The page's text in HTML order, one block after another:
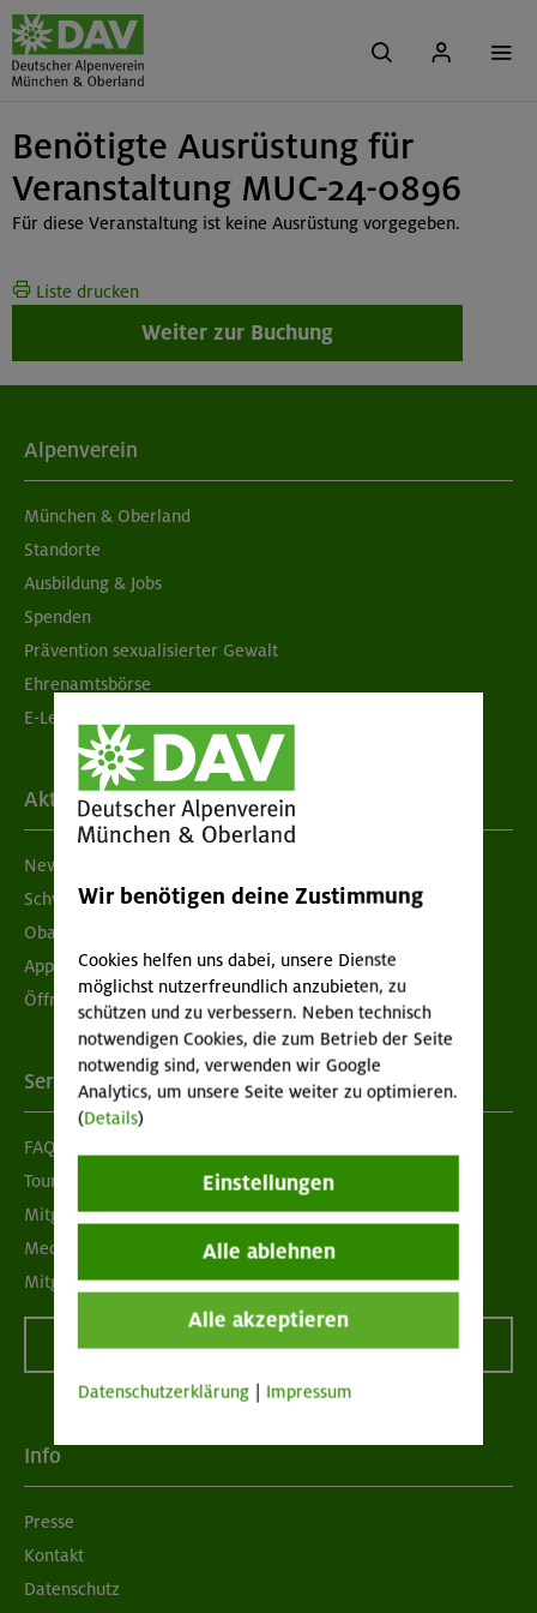
Benötigte Ausrüstung für
Veranstaltung MUC-24-0896
Für diese Veranstaltung ist keine Ausrüstung vorgegeben.
Liste drucken
Weiter zur Buchung
Alpenverein
München & Oberland
Standorte
Ausbildung & Jobs
Spenden
Prävention sexualisierter Gewalt
Ehrenamtsbörse
E-Learning
Aktuelles
Newsletter
Schwarzes Brett
Obacht geben!
App "Mein DAV+"
Öffnungszeiten
Services
FAQ
Tour der Woche
Mitgliedermagazin alpinwelt
Mediadaten
Mitgliedschaft kündigen
Vertrag widerrufen
Info
Presse
Kontakt
Datenschutz
Wir benötigen deine Zustimmung
Cookies helfen uns dabei, unsere Dienste
möglichst nutzerfreundlich anzubieten, zu
schützen und zu verbessern. Neben technisch
notwendigen Cookies, die zum Betrieb der Seite
notwendig sind, verwenden wir Google
Analytics, um unsere Seite weiter zu optimieren.
(Details)
Einstellungen
Alle ablehnen
Alle akzeptieren
Datenschutzerklärung Impressum